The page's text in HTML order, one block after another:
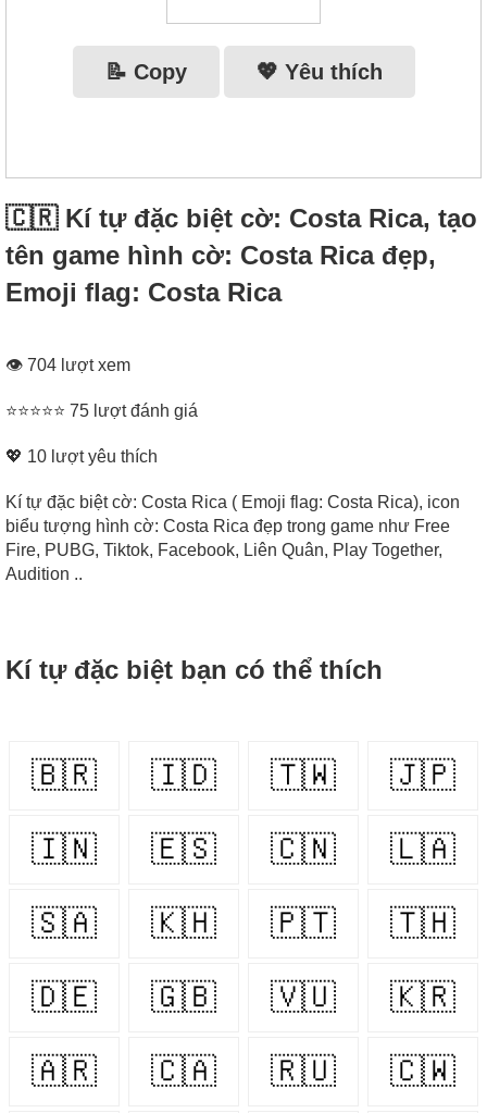
📝 Copy 💖 Yêu thích
🇨🇷 Kí tự đặc biệt cờ: Costa Rica, tạo
tên game hình cờ: Costa Rica đẹp,
Emoji flag: Costa Rica
👁 704 lượt xem
⭐⭐⭐⭐⭐ 75 lượt đánh giá
💖 10 lượt yêu thích
Kí tự đặc biệt cờ: Costa Rica ( Emoji flag: Costa Rica), icon
biểu tượng hình cờ: Costa Rica đẹp trong game như Free
Fire, PUBG, Tiktok, Facebook, Liên Quân, Play Together,
Audition ..
Kí tự đặc biệt bạn có thể thích
🇧🇷 🇮🇩 🇹🇼 🇯🇵
🇮🇳 🇪🇸 🇨🇳 🇱🇦
🇸🇦 🇰🇭 🇵🇹 🇹🇭
🇩🇪 🇬🇧 🇻🇺 🇰🇷
🇦🇷 🇨🇦 🇷🇺 🇨🇼